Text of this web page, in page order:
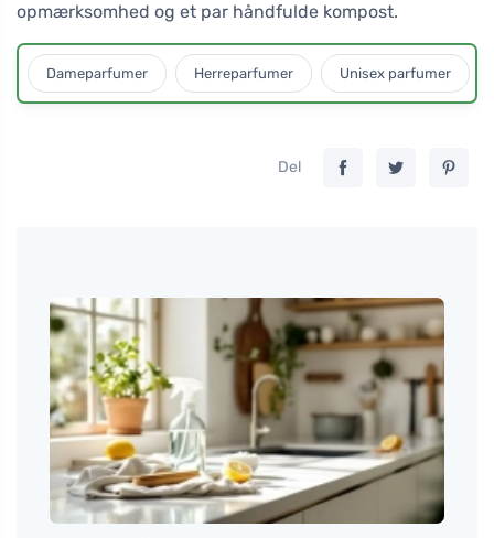
opmærksomhed og et par håndfulde kompost.
Dameparfumer Herreparfumer Unisex parfumer
Del